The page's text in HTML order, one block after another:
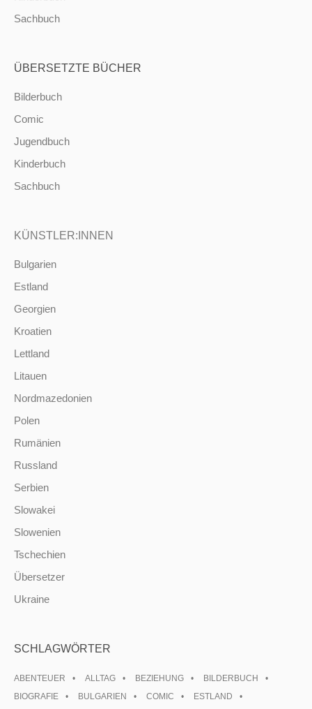
Sachbuch
ÜBERSETZTE BÜCHER
Bilderbuch
Comic
Jugendbuch
Kinderbuch
Sachbuch
KÜNSTLER:INNEN
Bulgarien
Estland
Georgien
Kroatien
Lettland
Litauen
Nordmazedonien
Polen
Rumänien
Russland
Serbien
Slowakei
Slowenien
Tschechien
Übersetzer
Ukraine
SCHLAGWÖRTER
ABENTEUER ALLTAG BEZIEHUNG
BILDERBUCH
BIOGRAFIE
BULGARIEN COMIC
ESTLAND